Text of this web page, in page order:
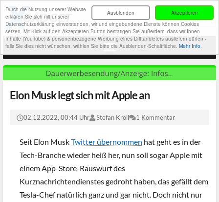
Akzeptieren
Ausblenden
Durch die Nutzung unserer Website
erklären Sie sich mit unserer
Datenschutzerklärung einverstanden, wir und eingebundene Dienste können Cookies
setzen. Mit Klick auf den Akzeptieren-Button bestätigen Sie außerdem, dass wir Ihnen
Inhalte (YouTube) & personenbezogene Werbung eines Drittanbieters ausliefern dürfen -
falls Sie dies nicht wünschen, wählen Sie bitte die Ausblenden-Schaltfläche. Mehr Info.
Elon Musk legt sich mit Apple an
02.12.2022, 00:44 Uhr Stefan Kröll 1 Kommentar
Seit Elon MuskTwitter übernommen hat geht es in der
Tech-Branche wieder heiß her, nun soll sogar Apple mit
einem App-Store-Rauswurf des
Kurznachrichtendienstes gedroht haben, das gefällt dem
Tesla-Chef natürlich ganz und gar nicht. Doch nicht nur